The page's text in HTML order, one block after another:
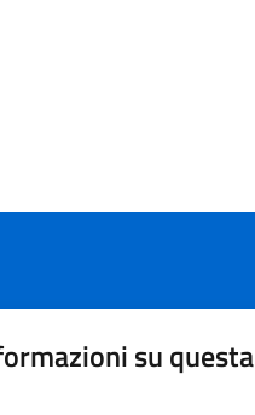
su questa